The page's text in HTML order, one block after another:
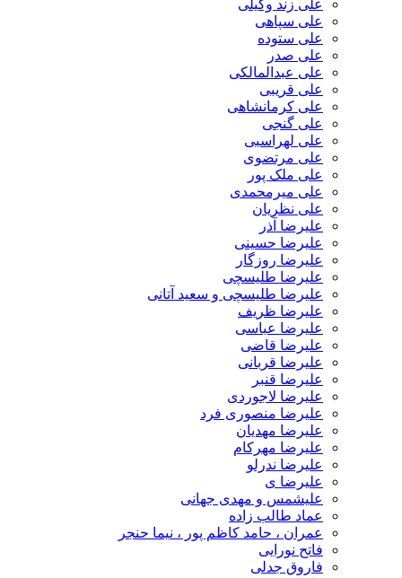
علی زند وکیلی
علی سپاهی
علی ستوده
علی صدر
علی عبدالمالکی
علی قریبی
علی کرمانشاهی
علی گنجی
علی لهراسبی
علی مرتضوی
علی ملک پور
علی میرمحمدی
علی نظریان
علیرضا آذر
علیرضا حسینی
علیرضا روزگار
علیرضا طلیسچی
علیرضا طلیسچی و سعید آتانی
علیرضا ظریف
علیرضا عباسی
علیرضا قاضی
علیرضا قربانی
علیرضا قنبر
علیرضا لاجوردی
علیرضا منصوری فرد
علیرضا مهدیان
علیرضا مهرکام
علیرضا ندرلو
علیرضا ی
علیشمس و مهدی جهانی
عماد طالب زاده
عمران ، حامد کاظم پور ، نیما حنجر
فاتح نورایی
فاروق جدلی